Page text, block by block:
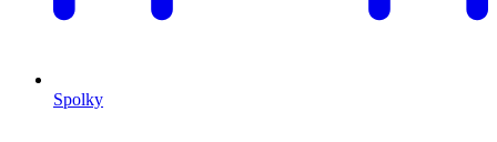
Spolky